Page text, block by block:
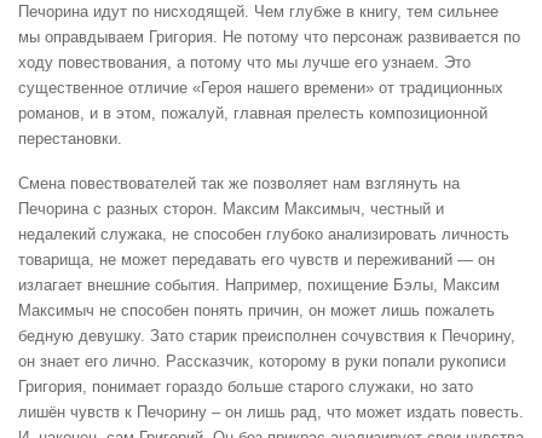
Печорина идут по нисходящей. Чем глубже в книгу, тем сильнее
мы оправдываем Григория. Не потому что персонаж развивается по
ходу повествования, а потому что мы лучше его узнаем. Это
существенное отличие «Героя нашего времени» от традиционных
романов, и в этом, пожалуй, главная прелесть композиционной
перестановки.
Смена повествователей так же позволяет нам взглянуть на
Печорина с разных сторон. Максим Максимыч, честный и
недалекий служака, не способен глубоко анализировать личность
товарища, не может передавать его чувств и переживаний — он
излагает внешние события. Например, похищение Бэлы, Максим
Максимыч не способен понять причин, он может лишь пожалеть
бедную девушку. Зато старик преисполнен сочувствия к Печорину,
он знает его лично. Рассказчик, которому в руки попали рукописи
Григория, понимает гораздо больше старого служаки, но зато
лишён чувств к Печорину – он лишь рад, что может издать повесть.